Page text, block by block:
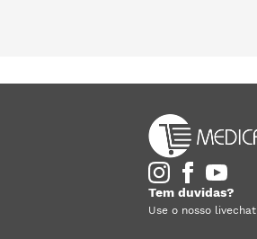
Tem duvidas?
Use o nosso livechat